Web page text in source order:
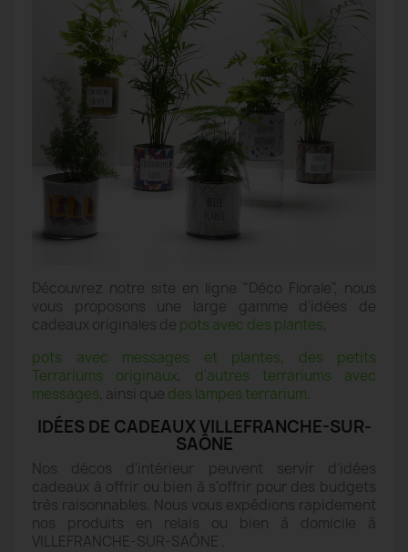
Découvrez notre site en ligne "Déco Florale", nous
vous proposons une large gamme d'idées de
cadeaux originales de pots avec des plantes,
pots avec messages et plantes, des petits
Terrariums originaux, d'autres terrariums avec
messages, ainsi que des lampes terrarium
IDÉES DE CADEAUX VILLEFRANCHE-SUR-
SAÔNE
Nos décos d'intérieur peuvent servir d'idées
cadeaux à offrir ou bien à s'offrir pour des budgets
très raisonnables. Nous vous expédions rapidement
nos produits en relais ou bien à domicile à
VILLEFRANCHE-SUR-SAÔNE .